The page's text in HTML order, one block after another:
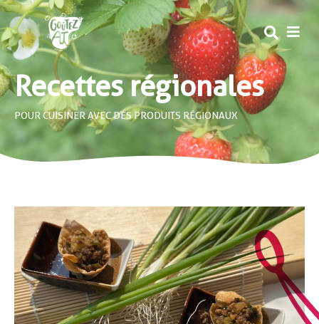
Recettes régionales
POUR CUISINER AVEC DES PRODUITS RÉGIONAUX